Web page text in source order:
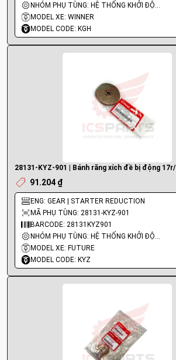
NHÓM PHỤ TÙNG: HỆ THỐNG KHỞI ĐỘNG - ĐỀ
MODEL XE: WINNER
MODEL CODE: KGH
28131-KYZ-901 | Bánh răng xích đề bị động 17r/
91.204 ₫
ENG: GEAR | STARTER REDUCTION
MÃ PHỤ TÙNG: 28131-KYZ-901
BARCODE: 28131KYZ901
NHÓM PHỤ TÙNG: HỆ THỐNG KHỞI ĐỘNG - ĐỀ
MODEL XE: FUTURE
MODEL CODE: KYZ